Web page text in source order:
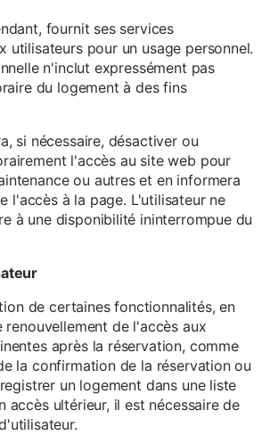
fournit ses services
utilisateurs pour un usage personnel.
n'inclut expressément pas
du logement à des fins
si nécessaire, désactiver ou
l'accès au site web pour
ou autres et en informera
l'accès à la page. L'utilisateur ne
à une disponibilité ininterrompue du
de certaines fonctionnalités, en
de l'accès aux
après la réservation, comme
la confirmation de la réservation ou
un logement dans une liste
accès ultérieur, il est nécessaire de